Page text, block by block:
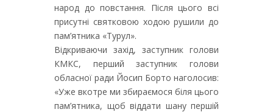
народ до повстання. Після цього всі
присутні святковою ходою рушили до
пам’ятника «Турул».
Відкриваючи захід, заступник голови
КМКС, перший заступник голови
обласної ради Йосип Борто наголосив:
«Уже вкотре ми збираємося біля цього
пам’ятника, щоб віддати шану першій